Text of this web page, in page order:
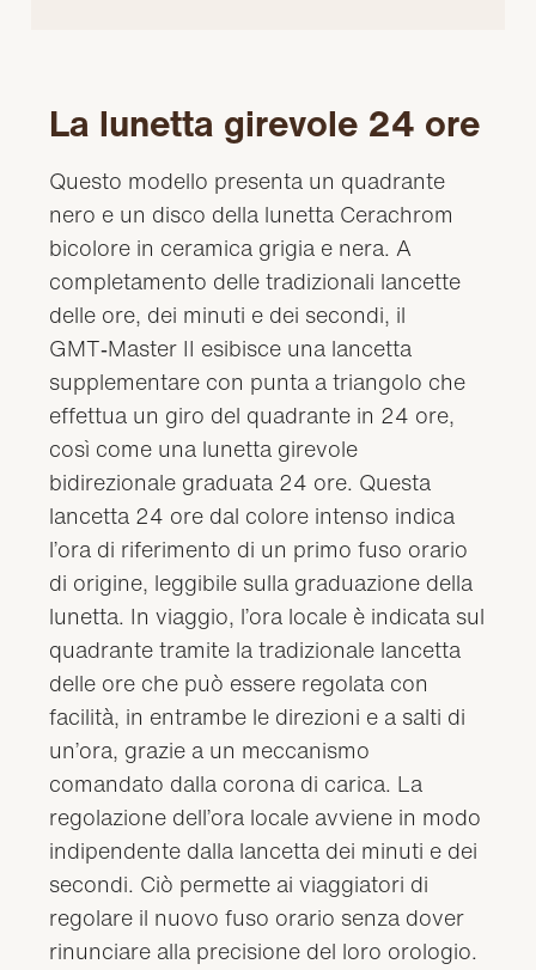
La lunetta girevole 24 ore
Questo modello presenta un quadrante
nero e un disco della lunetta Cerachrom
bicolore in ceramica grigia e nera. A
completamento delle tradizionali lancette
delle ore, dei minuti e dei secondi, il
GMT‑Master II esibisce una lancetta
supplementare con punta a triangolo che
effettua un giro del quadrante in 24 ore,
così come una lunetta girevole
bidirezionale graduata 24 ore. Questa
lancetta 24 ore dal colore intenso indica
l’ora di riferimento di un primo fuso orario
di origine, leggibile sulla graduazione della
lunetta. In viaggio, l’ora locale è indicata sul
quadrante tramite la tradizionale lancetta
delle ore che può essere regolata con
facilità, in entrambe le direzioni e a salti di
un’ora, grazie a un meccanismo
comandato dalla corona di carica. La
regolazione dell’ora locale avviene in modo
indipendente dalla lancetta dei minuti e dei
secondi. Ciò permette ai viaggiatori di
regolare il nuovo fuso orario senza dover
rinunciare alla precisione del loro orologio.